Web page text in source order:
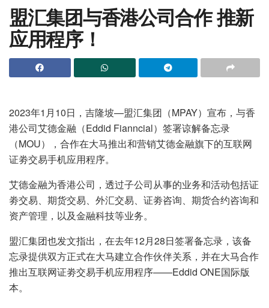
盟汇集团与香港公司合作 推新
应用程序！
2023年1月10日，吉隆坡—盟汇集团（MPAY）宣布，与香
港公司艾德金融（Eddid Fianncial）签署谅解备忘录
（MOU），合作在大马推出和营销艾德金融旗下的互联网
证劵交易手机应用程序。
艾德金融为香港公司，透过子公司从事的业务和活动包括证
劵交易、期货交易、外汇交易、证劵咨询、期货合约咨询和
资产管理，以及金融科技等业务。
盟汇集团也发文指出，在去年12月28日签署备忘录，该备
忘录提供双方正式在大马建立合作伙伴关系，并在大马合作
推出互联网证劵交易手机应用程序——Eddid ONE国际版
本。